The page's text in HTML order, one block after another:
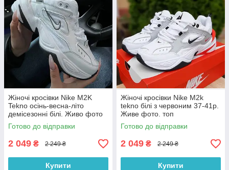
Жіночі кросівки Nike M2K
Tekno осінь-весна-літо
демісезонні білі. Живо фото
Готово до відправки
2 049 ₴ 2 249 ₴
Купити
Жіночі кросівки Nike M2k
tekno білі з червоним 37-41р.
Живе фото. топ
Готово до відправки
2 049 ₴ 2 249 ₴
Купити